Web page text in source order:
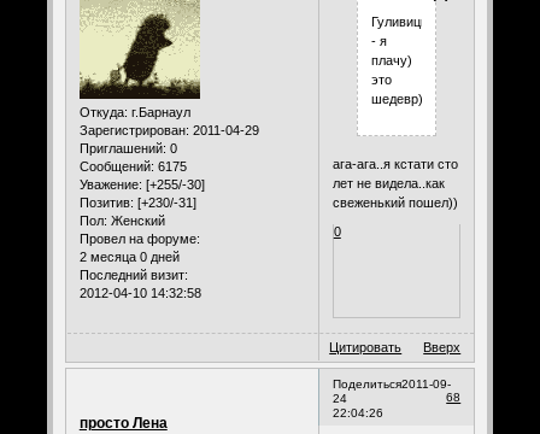
Откуда: г.Барнаул
Зарегистрирован: 2011-04-29
Приглашений: 0
Сообщений: 6175
Уважение: [+255/-30]
Позитив: [+230/-31]
Пол: Женский
Провел на форуме:
2 месяца 0 дней
Последний визит:
2012-04-10 14:32:58
Гуливицкий
- я
плачу)
это
шедевр)
ага-ага..я кстати сто
лет не видела..как
свеженький пошел))
0
Цитировать Вверх
Поделиться
68
2011-09-
24
22:04:26
просто Лена